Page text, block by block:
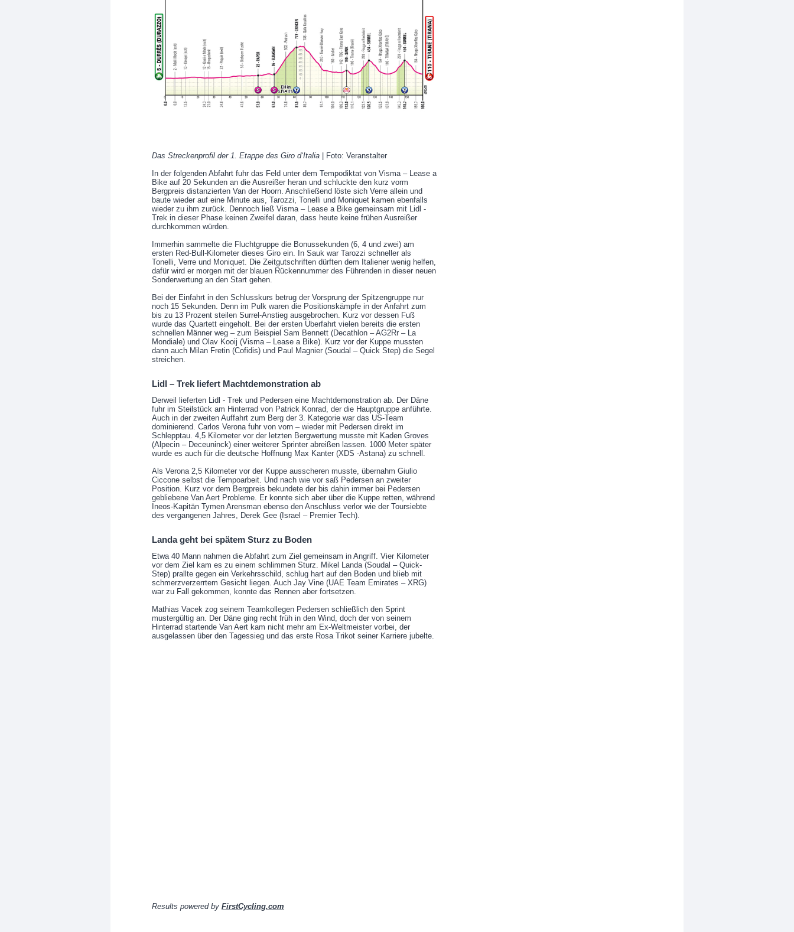
Das Streckenprofil der 1. Etappe des Giro d‘Italia | Foto: Veranstalter
In der folgenden Abfahrt fuhr das Feld unter dem Tempodiktat von Visma – Lease a
Bike auf 20 Sekunden an die Ausreißer heran und schluckte den kurz vorm
Bergpreis distanzierten Van der Hoorn. Anschließend löste sich Verre allein und
baute wieder auf eine Minute aus, Tarozzi, Tonelli und Moniquet kamen ebenfalls
wieder zu ihm zurück. Dennoch ließ Visma – Lease a Bike gemeinsam mit Lidl -
Trek in dieser Phase keinen Zweifel daran, dass heute keine frühen Ausreißer
durchkommen würden.
Immerhin sammelte die Fluchtgruppe die Bonussekunden (6, 4 und zwei) am
ersten Red-Bull-Kilometer dieses Giro ein. In Sauk war Tarozzi schneller als
Tonelli, Verre und Moniquet. Die Zeitgutschriften dürften dem Italiener wenig helfen,
dafür wird er morgen mit der blauen Rückennummer des Führenden in dieser neuen
Sonderwertung an den Start gehen.
Bei der Einfahrt in den Schlusskurs betrug der Vorsprung der Spitzengruppe nur
noch 15 Sekunden. Denn im Pulk waren die Positionskämpfe in der Anfahrt zum
bis zu 13 Prozent steilen Surrel-Anstieg ausgebrochen. Kurz vor dessen Fuß
wurde das Quartett eingeholt. Bei der ersten Überfahrt vielen bereits die ersten
schnellen Männer weg – zum Beispiel Sam Bennett (Decathlon – AG2Rr – La
Mondiale) und Olav Kooij (Visma – Lease a Bike). Kurz vor der Kuppe mussten
dann auch Milan Fretin (Cofidis) und Paul Magnier (Soudal – Quick Step) die Segel
streichen.
Lidl – Trek liefert Machtdemonstration ab
Derweil lieferten Lidl - Trek und Pedersen eine Machtdemonstration ab. Der Däne
fuhr im Steilstück am Hinterrad von Patrick Konrad, der die Hauptgruppe anführte.
Auch in der zweiten Auffahrt zum Berg der 3. Kategorie war das US-Team
dominierend. Carlos Verona fuhr von vorn – wieder mit Pedersen direkt im
Schlepptau. 4,5 Kilometer vor der letzten Bergwertung musste mit Kaden Groves
(Alpecin – Deceuninck) einer weiterer Sprinter abreißen lassen. 1000 Meter später
wurde es auch für die deutsche Hoffnung Max Kanter (XDS -Astana) zu schnell.
Als Verona 2,5 Kilometer vor der Kuppe ausscheren musste, übernahm Giulio
Ciccone selbst die Tempoarbeit. Und nach wie vor saß Pedersen an zweiter
Position. Kurz vor dem Bergpreis bekundete der bis dahin immer bei Pedersen
gebliebene Van Aert Probleme. Er konnte sich aber über die Kuppe retten, während
Ineos-Kapitän Tymen Arensman ebenso den Anschluss verlor wie der Toursiebte
des vergangenen Jahres, Derek Gee (Israel – Premier Tech).
Landa geht bei spätem Sturz zu Boden
Etwa 40 Mann nahmen die Abfahrt zum Ziel gemeinsam in Angriff. Vier Kilometer
vor dem Ziel kam es zu einem schlimmen Sturz. Mikel Landa (Soudal – Quick-
Step) prallte gegen ein Verkehrsschild, schlug hart auf den Boden und blieb mit
schmerzverzerrtem Gesicht liegen. Auch Jay Vine (UAE Team Emirates – XRG)
war zu Fall gekommen, konnte das Rennen aber fortsetzen.
Mathias Vacek zog seinem Teamkollegen Pedersen schließlich den Sprint
mustergültig an. Der Däne ging recht früh in den Wind, doch der von seinem
Hinterrad startende Van Aert kam nicht mehr am Ex-Weltmeister vorbei, der
ausgelassen über den Tagessieg und das erste Rosa Trikot seiner Karriere jubelte.
Results powered by FirstCycling.com